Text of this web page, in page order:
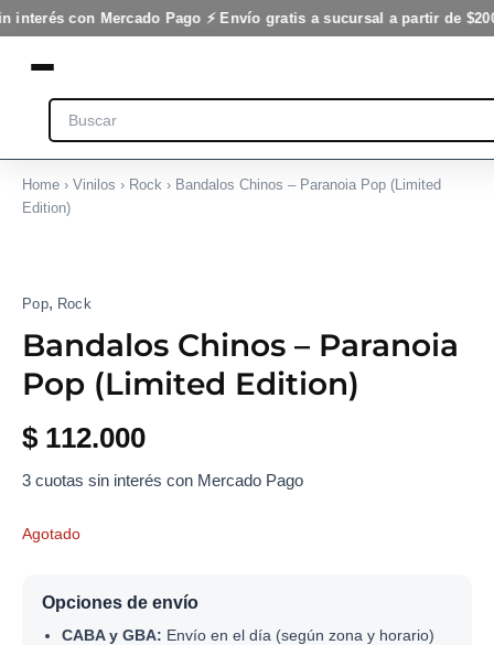
interés con Mercado Pago ⚡ Envío gratis a sucursal a partir de
Ir
al
contenido
Search
Home › Vinilos › Rock › Bandalos Chinos – Paranoia Pop (Limited
Edition)
Pop, Rock
Bandalos Chinos – Paranoia
Pop (Limited Edition)
$ 112.000
3 cuotas sin interés con Mercado Pago
Agotado
Opciones de envío
CABA y GBA: Envío en el día (según zona y horario)